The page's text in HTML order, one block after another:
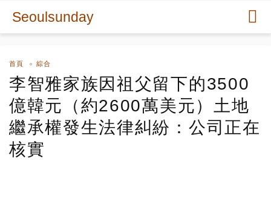
Seoulsunday
首頁 綜合
李智雅家族因祖父留下的3500
億韓元（約2600萬美元）土地
繼承權發生法律糾紛：公司正在
核實